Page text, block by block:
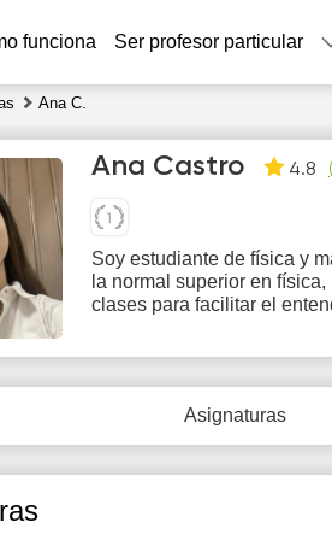
funciona Ser profesor particular
Ana C.
Ana Castro 4.8 (
Soy estudiante de física y
la normal superior en
clases para facilitar el
Asignaturas
Th
6
Fr
Sa
17:30 14:30 13:30